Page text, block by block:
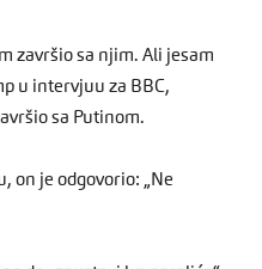
završio sa njim. Ali jesam
u intervjuu za BBC,
sa Putinom.
on je odgovorio: „Ne